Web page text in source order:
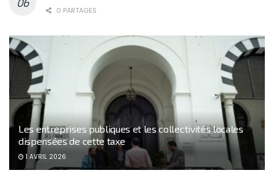
0 PARTAGES
Les entreprises publiques et les collectivités locales
dispensées de cette taxe
1 AVRIL 2026